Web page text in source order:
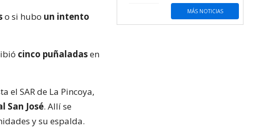
o si hubo un intento
cinco puñaladasen
el SAR de La Pincoya,
San José. Allí se
y su espalda.
MÁS NOTICIAS